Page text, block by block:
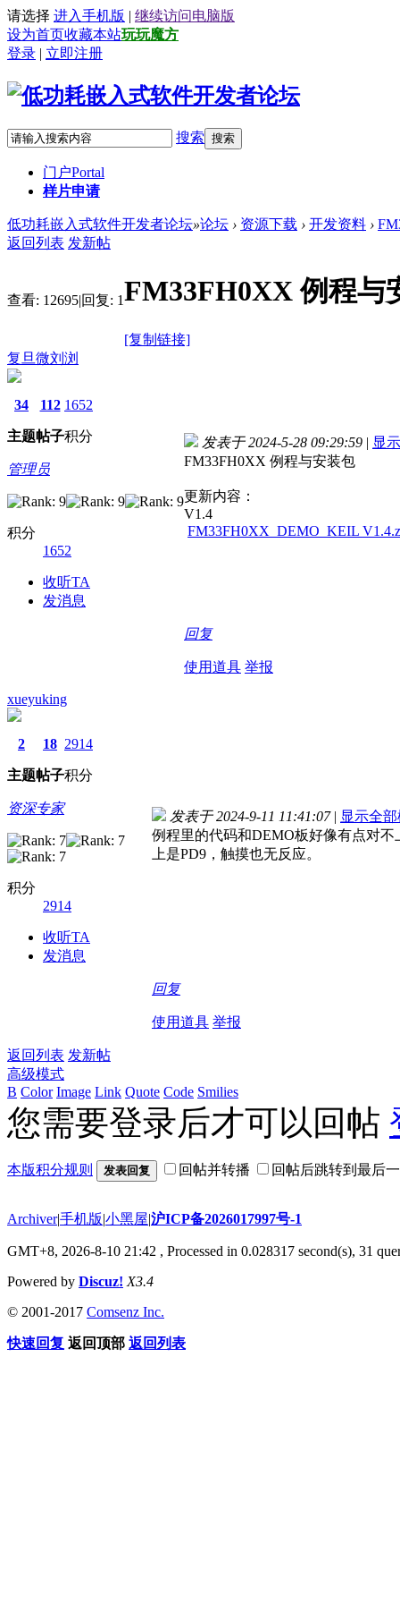
请选择 进入手机版 | 继续访问电脑版
设为首页收藏本站玩玩魔方
登录 | 立即注册
搜索 搜索
门户Portal
样片申请
低功耗嵌入式软件开发者论坛»论坛 › 资源下载 › 开发资料 ›
返回列表 发新帖
查看: 12695|回复: 1FM33FH0XX 例程与
[复制链接]
复旦微刘浏
34
主题
112
帖子
1652
积分
管理员
积分
1652
收听TA
发消息
发表于 2024-5-28 09:29:59 | 显
FM33FH0XX 例程与安装包
更新内容：
V1.4
FM33FH0XX_DEMO_KEIL
回复
使用道具 举报
xueyuking
2
主题
18
帖子
2914
积分
资深专家
积分
2914
收听TA
发消息
发表于 2024-9-11 11:41:07 | 显示全
例程里的代码和DEMO板好像有点对不
上是PD9，触摸也无反应。
回复
使用道具 举报
返回列表 发新帖
高级模式
B Color Image Link Quote Code Smilies
您需要登录后才可以回帖
本版积分规则 发表回复 回帖并转播 回帖后跳转到最后
Archiver|手机版|小黑屋|沪ICP备2026017997号-1
GMT+8, 2026-8-10 21:42 , Processed in 0.028317 second(s), 31
Powered by Discuz! X3.4
© 2001-2017 Comsenz Inc.
快速回复 返回顶部 返回列表